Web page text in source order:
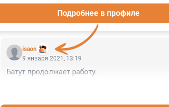
КОММЕНТАРИИ 1
isaon
Подробнее в профиле
9 января 2021, 13:19
Батут продолжает работу.